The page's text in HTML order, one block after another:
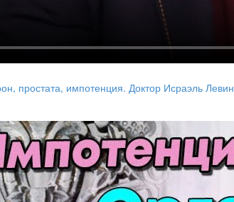
простата, импотенция. Доктор Исраэль Левин